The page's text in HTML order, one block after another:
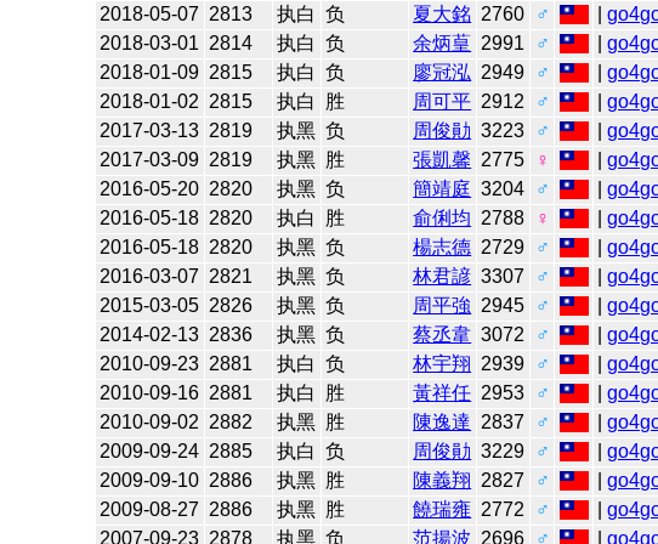
2018-05-07 2813 执白 负 夏大銘 2760 ♂ |
2018-03-01 2814 执白 负 余炳葟 2991 ♂ |
2018-01-09 2815 执白 负 廖冠泓 2949 ♂ |
2018-01-02 2815 执白 胜 周可平 2912 ♂ |
2017-03-13 2819 执黑 负 周俊勛 3223 ♂ |
2017-03-09 2819 执黑 胜 張凱馨 2775 ♀ |
2016-05-20 2820 执黑 负 簡靖庭 3204 ♂ |
2016-05-18 2820 执白 胜 俞俐均 2788 ♀ |
2016-05-18 2820 执黑 负 楊志德 2729 ♂ |
2016-03-07 2821 执黑 负 林君諺 3307 ♂ |
2015-03-05 2826 执黑 负 周平強 2945 ♂ |
2014-02-13 2836 执黑 负 蔡丞韋 3072 ♂ |
2010-09-23 2881 执白 负 林宇翔 2939 ♂ |
2010-09-16 2881 执白 胜 黃祥任 2953 ♂ |
2010-09-02 2882 执黑 胜 陳逸達 2837 ♂ |
2009-09-24 2885 执白 负 周俊勛 3229 ♂ |
2009-09-10 2886 执黑 胜 陳義翔 2827 ♂ |
2009-08-27 2886 执黑 胜 饒瑞雍 2772 ♂ |
2007-09-23 2878 执黑 负 范揚波 2696 ♂ |